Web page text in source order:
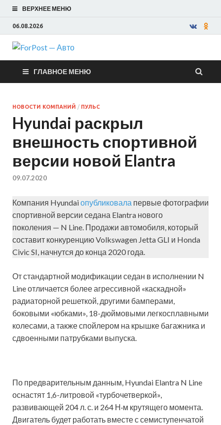
ВЕРХНЕЕ МЕНЮ
06.08.2026
ForPost —
Авто
ГЛАВНОЕ МЕНЮ
НОВОСТИ КОМПАНИЙ / ПУЛЬС
Hyundai раскрыл
внешность спортивной
версии новой Elantra
09.07.2020
Компания Hyundaiопубликовала первые фотографии
спортивной версии седана Elantra нового
поколения — N Line. Продажи автомобиля, который
составит конкуренцию Volkswagen Jetta GLI и Honda
Civic SI, начнутся до конца 2020 года.
От стандартной модификации седан в исполнении N
Line отличается более агрессивной «каскадной»
радиаторной решеткой, другими бамперами,
боковыми «юбками», 18-дюймовыми легкосплавными
колесами, а также спойлером на крышке багажника и
сдвоенными патрубками выпуска.
По предварительным данным, Hyundai Elantra N Line
оснастят 1,6-литровой «турбочетверкой»,
развивающей 204 л. с. и 264 Н·м крутящего момента.
Двигатель будет работать вместе с семиступенчатой